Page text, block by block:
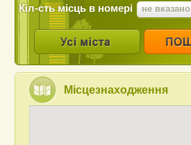
Кіл-сть місць в номері не вказано
Місцезнаходження